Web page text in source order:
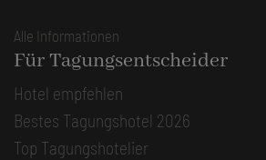
Alle Informationen
Für Tagungsentscheider
Hotel empfehlen
Bestes Tagungshotel 2026
Top Tagungshotelier